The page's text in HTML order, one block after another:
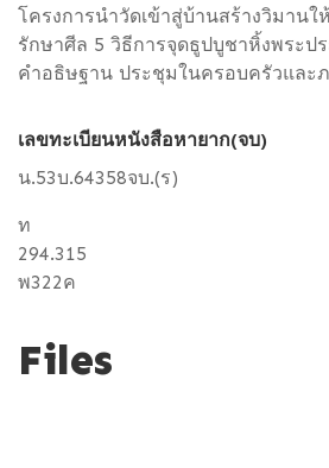
โครงการนำวัดเข้าสู่บ้านสร้างวิมานใ
รักษาศีล 5 วิธีการจุดธูปบูชาหิ้งพระป
คำอธิษฐาน ประชุมในครอบครัวและ
เลขทะเบียนหนังสือหายาก(จบ)
น.53บ.64358จบ.(ร)
ท
294.315
พ322ค
Files